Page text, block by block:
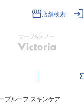
店舗検索
サーフ&スノー
プルーフ スキンケア